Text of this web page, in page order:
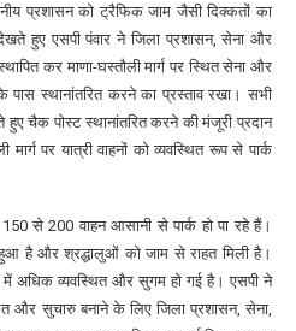
प्रशासन को ट्रैफिक जाम जैसी दिक्कतों का
हुए एसपी पंवार ने जिला प्रशासन, सेना और
कर माणा-घस्तौली मार्ग पर स्थित सेना और
पास स्थानांतरित करने का प्रस्ताव रखा। सभी
हुए चैक पोस्ट स्थानांतरित करने की मंजूरी प्रदान
पर यात्री वाहनों को व्यवस्थित रूप से पार्क
से 200 वाहन आसानी से पार्क हो पा रहे हैं।
हुआ है और श्रद्धालुओं को जाम से राहत मिली है।
में अधिक व्यवस्थित और सुगम हो गई है। एसपी ने
और सुचारु बनाने के लिए जिला प्रशासन, सेना,